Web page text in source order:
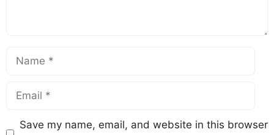
Save my name, email, and website in this browser